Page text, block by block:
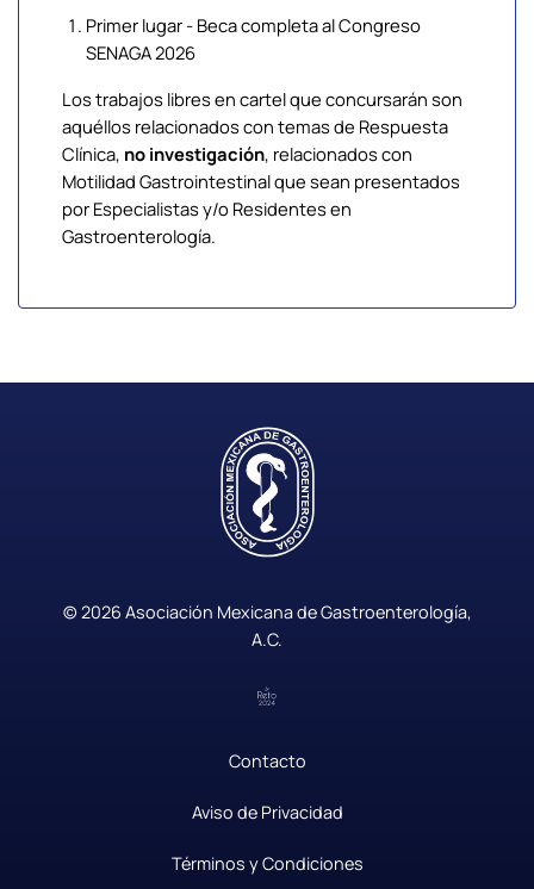
Primer lugar - Beca completa al Congreso
SENAGA 2026
Los trabajos libres en cartel que concursarán son
aquéllos relacionados con temas de Respuesta
Clínica, no investigación, relacionados con
Motilidad Gastrointestinal que sean presentados
por Especialistas y/o Residentes en
Gastroenterología.
© 2026 Asociación Mexicana de Gastroenterología,
A.C.
Contacto
Aviso de Privacidad
Términos y Condiciones